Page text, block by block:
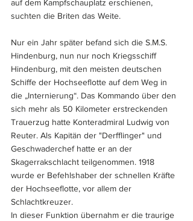
auf dem Kampfschauplatz erschienen,
suchten die Briten das Weite.
Nur ein Jahr später befand sich die S.M.S.
Hindenburg, nun nur noch Kriegsschiff
Hindenburg, mit den meisten deutschen
Schiffe der Hochseeflotte auf dem Weg in
die „Internierung“. Das Kommando über den
sich mehr als 50 Kilometer erstreckenden
Trauerzug hatte Konteradmiral Ludwig von
Reuter. Als Kapitän der "Derfflinger" und
Geschwaderchef hatte er an der
Skagerrakschlacht teilgenommen. 1918
wurde er Befehlshaber der schnellen Kräfte
der Hochseeflotte, vor allem der
Schlachtkreuzer.
In dieser Funktion übernahm er die traurige